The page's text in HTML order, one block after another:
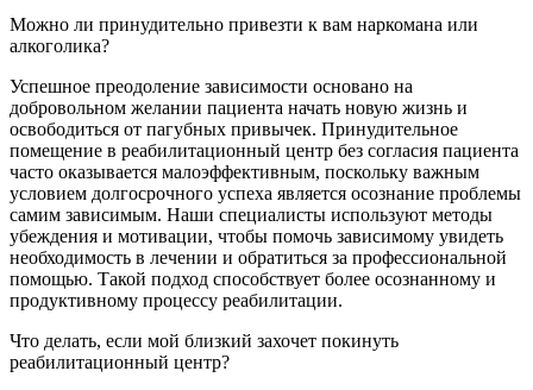
Можно ли принудительно привезти к вам наркомана или
алкоголика?
Успешное преодоление зависимости основано на
добровольном желании пациента начать новую жизнь и
освободиться от пагубных привычек. Принудительное
помещение в реабилитационный центр без согласия пациента
часто оказывается малоэффективным, поскольку важным
условием долгосрочного успеха является осознание проблемы
самим зависимым. Наши специалисты используют методы
убеждения и мотивации, чтобы помочь зависимому увидеть
необходимость в лечении и обратиться за профессиональной
помощью. Такой подход способствует более осознанному и
продуктивному процессу реабилитации.
Что делать, если мой близкий захочет покинуть
реабилитационный центр?